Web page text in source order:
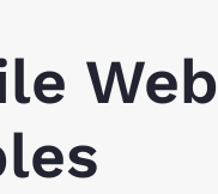
Web